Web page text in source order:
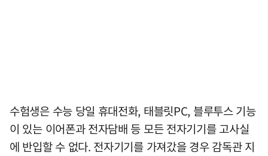
수험생은 수능 당일 휴대전화, 태블릿PC, 블루투스 기능
이 있는 이어폰과 전자담배 등 모든 전자기기를 고사실
에 반입할 수 없다. 전자기기를 가져갔을 경우 감독관 지